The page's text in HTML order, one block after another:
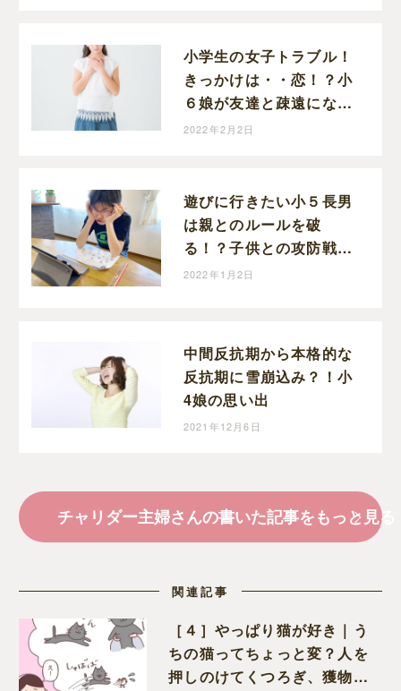
小学生の女子トラブル！
きっかけは・・恋！？小
６娘が友達と疎遠になっ
た話
2022年2月2日
遊びに行きたい小５長男
は親とのルールを破
る！？子供との攻防戦！
ひらめいた！じゃないか
2022年1月2日
中間反抗期から本格的な
反抗期に雪崩込み？！小
4娘の思い出
2021年12月6日
チャリダー主婦さんの書いた記事をもっと見る
関連記事
［４］やっぱり猫が好き｜う
ちの猫ってちょっと変？人を
押しのけてくつろぎ、獲物に